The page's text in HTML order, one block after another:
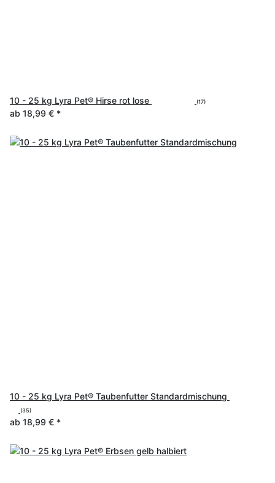
10 - 25 kg Lyra Pet® Hirse rot lose (17)
ab 18,99 € *
10 - 25 kg Lyra Pet® Taubenfutter Standardmischung
(35)
ab 18,99 € *